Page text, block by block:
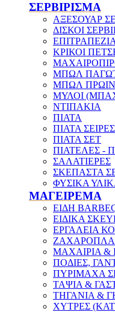
ΣΕΡΒΙΡΙΣΜΑ
ΑΞΕΣΟΥΑΡ
ΔΙΣΚΟΙ
ΚΡΙΚΟΙ
ΜΠΩΛ
ΜΠΩΛ
ΜΥΛΟΙ
ΝΤΙΠΑΚΙΑ
ΠΙΑΤΑ
ΠΙΑΤΑ ΣΕΙΡΕΣ
ΠΙΑΤΑ ΣΕΤ
ΠΙΑΤΕΛΕΣ -
ΣΑΛΑΤΙΕΡΕΣ
ΣΚΕΠΑΣΤΑ
ΦΥΣΙΚΑ
ΜΑΓΕΙΡΕΜΑ
ΕΙΔΗ
ΕΙΔΙΚΑ
ΕΡΓΑΛΕΙΑ
ΜΑΧΑΙΡΙΑ &
ΠΟΔΙΕΣ,
ΠΥΡΙΜΑΧΑ
ΤΑΨΙΑ &
ΤΗΓΑΝΙΑ &
ΧΥΤΡΕΣ